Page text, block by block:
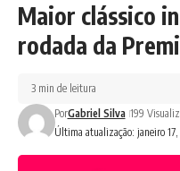
Maior clássico
rodada da
Última atualização: janeiro 17,
PorGabriel Silva 199
3 min de leitura